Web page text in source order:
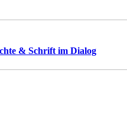
& Schrift im Dialog